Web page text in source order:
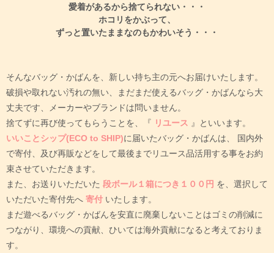
愛着があるから捨てられない・・・
ホコリをかぶって、
ずっと置いたままなのもかわいそう・・・
そんなバッグ・かばんを、新しい持ち主の元へお届けいたします。
破損や取れない汚れの無い、まだまだ使えるバッグ・かばんなら大
丈夫です、メーカーやブランドは問いません。
捨てずに再び使ってもらうことを、『 リユース 』といいます。
いいことシップ(ECO to SHIP)に届いたバッグ・かばんは、
国内外
で寄付、及び再販などをして最後までリユース品活用する事をお約
束させていただきます。
また、お送りいただいた 段ボール１箱につき１００円 を、選択して
いただいた寄付先へ 寄付 いたします。
まだ遊べるバッグ・かばんを安直に廃棄しないことはゴミの削減に
つながり、環境への貢献、ひいては海外貢献になると考えておりま
す。